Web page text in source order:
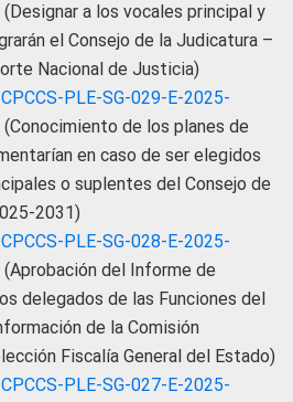
(Designar a los vocales principal y
el Consejo de la Judicatura –
Nacional de Justicia)
CPCCS-PLE-SG-029-E-2025-
(Conocimiento de los planes de
en caso de ser elegidos
o suplentes del Consejo de
2031)
CPCCS-PLE-SG-028-E-2025-
(Aprobación del Informe de
delegados de las Funciones del
de la Comisión
Fiscalía General del Estado)
CPCCS-PLE-SG-027-E-2025-